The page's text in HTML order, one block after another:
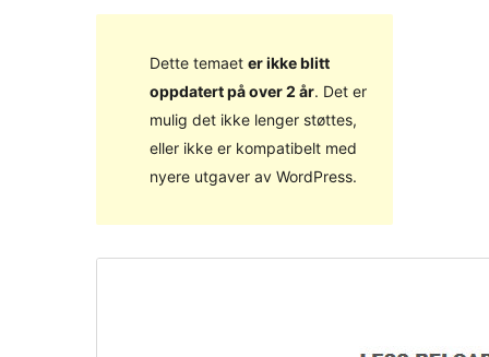
Dette temaet er ikke blitt
oppdatert på over 2 år. Det er
mulig det ikke lenger støttes,
eller ikke er kompatibelt med
nyere utgaver av WordPress.